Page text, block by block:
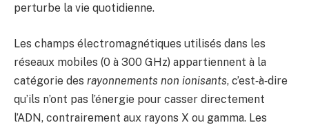
perturbe la vie quotidienne.
Les champs électromagnétiques utilisés dans les
réseaux mobiles (0 à 300 GHz) appartiennent à la
catégorie des rayonnements non ionisants, c’est‑à‑dire
qu’ils n’ont pas l’énergie pour casser directement
l’ADN, contrairement aux rayons X ou gamma. Les